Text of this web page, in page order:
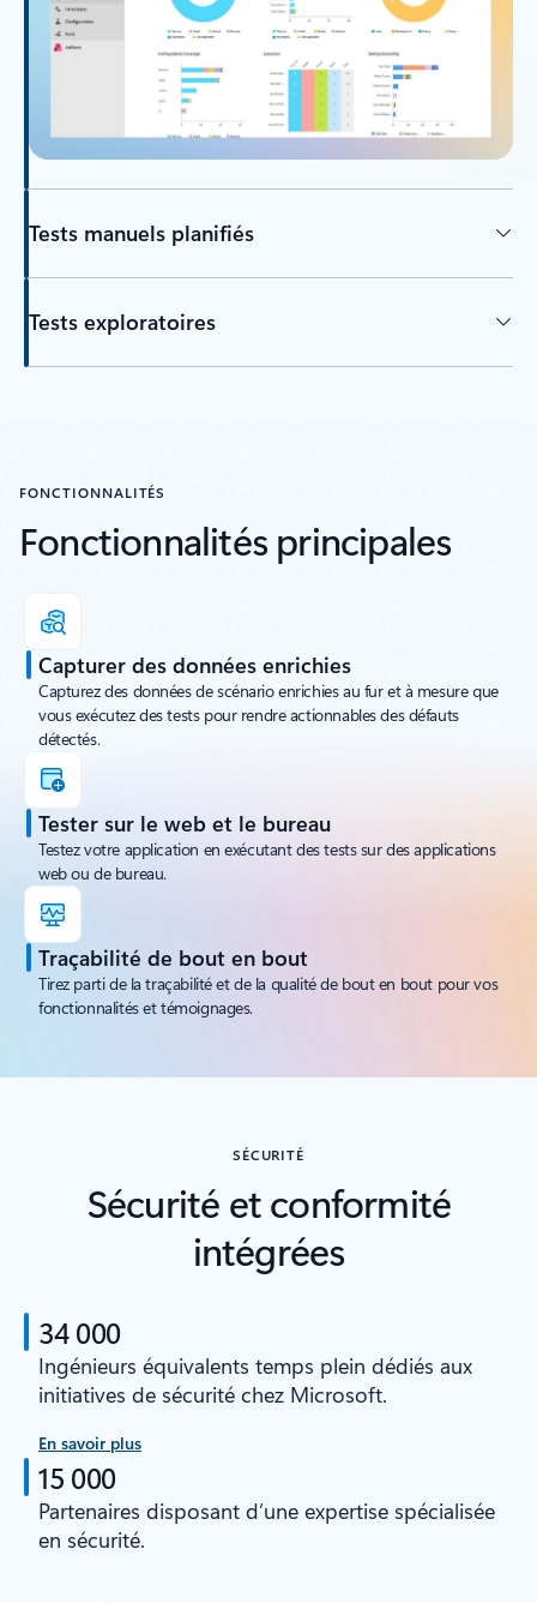
Tests manuels planifiés
Tests exploratoires
FONCTIONNALITÉS
Fonctionnalités principales
Capturer des données enrichies
Capturez des données de scénario enrichies au fur et à mesure que
vous exécutez des tests pour rendre actionnables des défauts
détectés.
Tester sur le web et le bureau
Testez votre application en exécutant des tests sur des applications
web ou de bureau.
Traçabilité de bout en bout
Tirez parti de la traçabilité et de la qualité de bout en bout pour vos
fonctionnalités et témoignages.
SÉCURITÉ
Sécurité et conformité
intégrées
34 000
Ingénieurs équivalents temps plein dédiés aux
initiatives de sécurité chez Microsoft.
En savoir plus
15 000
Partenaires disposant d’une expertise spécialisée
en sécurité.